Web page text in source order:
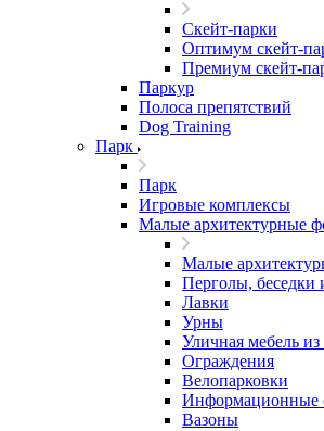
Скейт-парки
Оптимум скейт-
Премиум скейт-
Паркур
Полоса препятствий
Dog Training
Парк
Парк
Игровые комплексы
Малые архитектурные
Малые
Перголы, беседки
Лавки
Урны
Уличная мебель
Ограждения
Велопарковки
Информационные
Вазоны